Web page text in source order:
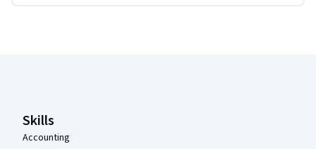
Skills
Accounting